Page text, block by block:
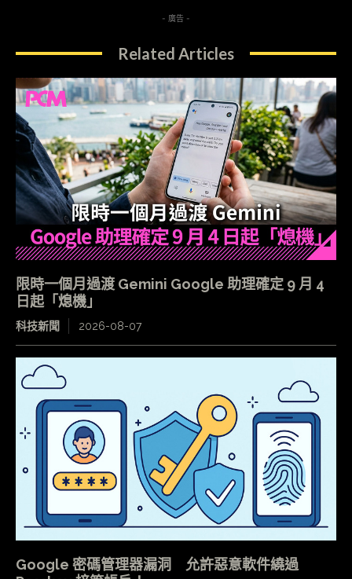
- 廣告 -
Related Articles
限時一個月過渡 Gemini Google 助理確定 9 月 4
日起「熄機」
科技新聞 2026-08-07
Google 密碼管理器漏洞 允許惡意軟件繞過